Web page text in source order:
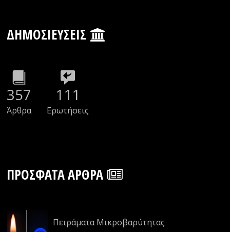
ΔΗΜΟΣΙΕΎΣΕΙΣ
357
Άρθρα
111
Ερωτήσεις
ΠΡΌΣΦΑΤΑ ΆΡΘΡΑ
Πειράματα Μικροβαρύτητας